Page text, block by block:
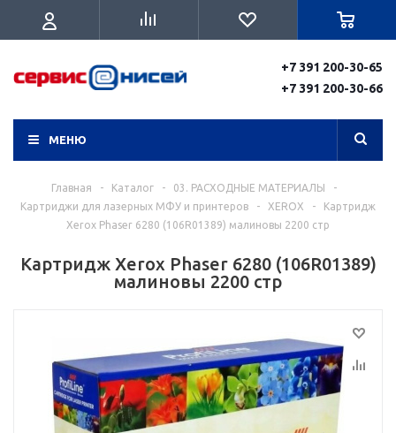
+7 391 200-30-65
+7 391 200-30-66
МЕНЮ
Главная - Каталог - 03. РАСХОДНЫЕ МАТЕРИАЛЫ
-
Картриджи для лазерных МФУ и принтеров
- XEROX -
Картридж
Xerox Phaser 6280 (106R01389) малиновы 2200 стр
Картридж Xerox Phaser 6280 (106R01389)
малиновы 2200 стр